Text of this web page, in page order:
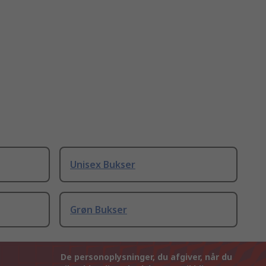
Unisex Bukser
Grøn Bukser
De personoplysninger, du afgiver, når du